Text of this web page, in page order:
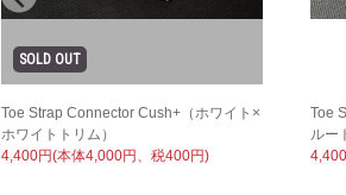
Toe Strap Connector Cush+（ホワイト×
ホワイトトリム）
4,400円(本体4,000円、税400円)
Toe
ルー